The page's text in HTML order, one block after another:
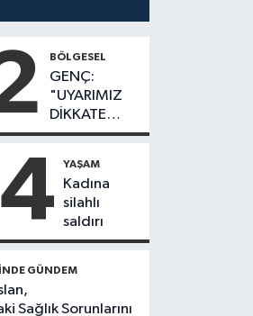
BÖLGESEL
GENÇ:
"UYARIMIZ
DİKKATE
ALINMADI,
KAVŞAK
İHMALİ
KAZAYLA
SONUÇLANDI
4 YAŞAM
Kadına
silahlı
saldırı
GÜNDEM
Sağlık Sorunlarını